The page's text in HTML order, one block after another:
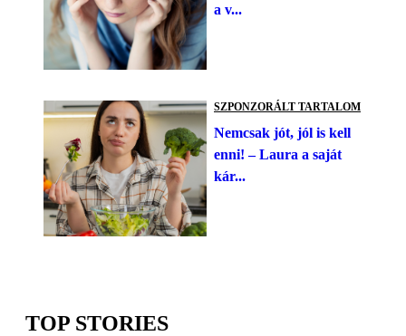
a v...
SZPONZORÁLT TARTALOM
Nemcsak jót, jól is kell
enni! – Laura a saját
kár...
TOP STORIES